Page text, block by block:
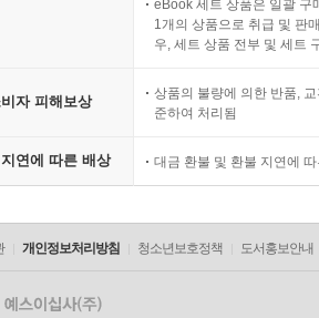
eBook 세트 상품은 일괄 구
1개의 상품으로 취급 및 판
우, 세트 상품 전부 및 세트
자 피해보상
상품의 불량에 의한 반품,
준하여 처리됨
연에 따른 배상 대금 환불 및 환불 지연에
개인정보처리방침 청소년보호정책 도서홍보안내